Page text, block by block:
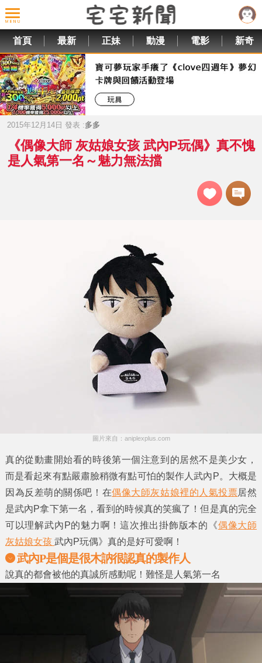
首頁 最新 正妹 動漫 電影 新奇
2015年12月14日 發表 :多多
《偶像大師 灰姑娘女孩 武內P玩偶》真不愧
是人氣第一名～魅力無法擋
圖片來自：aniplexplus.com
真的從動畫開始看的時後第一個注意到的居然不是美少女，
而是看起來有點嚴肅臉稍微有點可怕的製作人武內P。大概是
因為反差萌的關係吧！在偶像大師灰姑娘裡的人氣投票居然
是武內P拿下第一名，看到的時候真的笑瘋了！但是真的完全
可以理解武內P的魅力啊！這次推出掛飾版本的《偶像大師
灰姑娘女孩 武內P玩偶》真的是好可愛啊！
武內P是個是很木訥很認真的製作人
說真的都會被他的真誠所感動呢！難怪是人氣第一名